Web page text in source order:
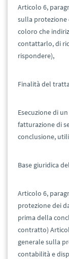
Articolo 6,
sulla protezione
coloro che
contattarlo, di
rispondere),
Finalità del
Esecuzione di
fatturazione di
conclusione,
Base giuridica
Articolo 6,
protezione dei
prima della
contratto)
generale sulla
contabilità e